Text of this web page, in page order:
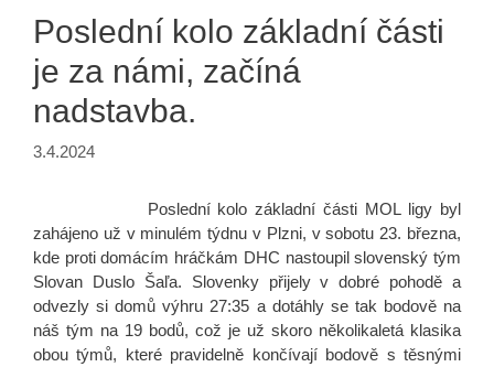
Poslední kolo základní části
je za námi, začíná
nadstavba.
3.4.2024
Poslední kolo základní části MOL ligy byl
zahájeno už v minulém týdnu v Plzni, v sobotu 23. března,
kde proti domácím hráčkám DHC nastoupil slovenský tým
Slovan Duslo Šaľa. Slovenky přijely v dobré pohodě a
odvezly si domů výhru 27:35 a dotáhly se tak bodově na
náš tým na 19 bodů, což je už skoro několikaletá klasika
obou týmů, které pravidelně končívají bodově s těsnými